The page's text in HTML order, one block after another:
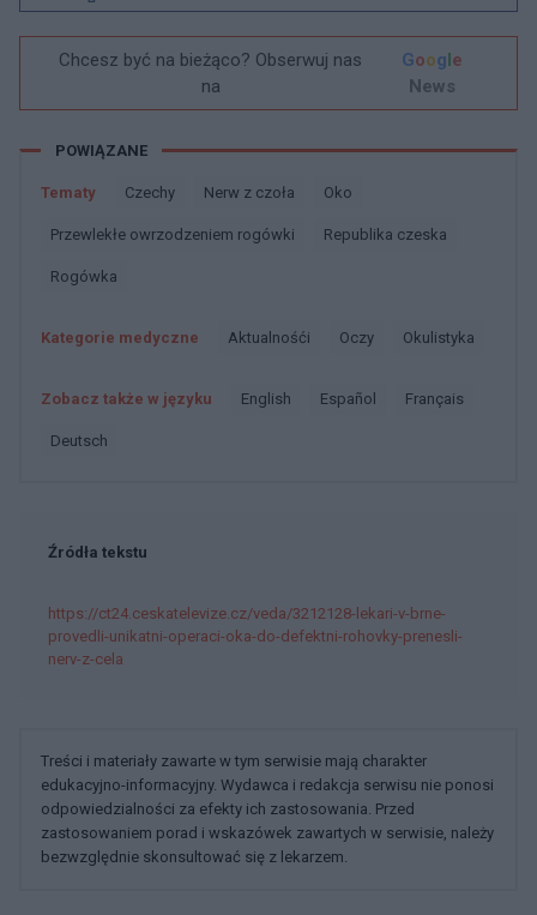
Chcesz być na bieżąco? Obserwuj nas
na
Google
News
POWIĄZANE
Tematy Czechy Nerw z czoła Oko
Przewlekłe owrzodzeniem rogówki Republika czeska
Rogówka
Kategorie medyczne Aktualnośći Oczy Okulistyka
Zobacz także w języku english español français
deutsch
Źródła tekstu
https://ct24.ceskatelevize.cz/veda/3212128-lekari-v-brne-
provedli-unikatni-operaci-oka-do-defektni-rohovky-prenesli-
nerv-z-cela
Treści i materiały zawarte w tym serwisie mają charakter
edukacyjno-informacyjny. Wydawca i redakcja serwisu nie ponosi
odpowiedzialności za efekty ich zastosowania. Przed
zastosowaniem porad i wskazówek zawartych w serwisie, należy
bezwzględnie skonsultować się z lekarzem.